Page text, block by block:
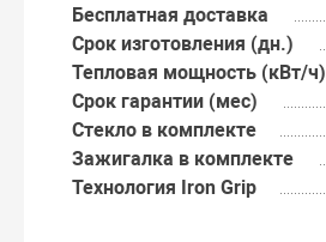
Бесплатная доставка
Срок изготовления (дн.)
Тепловая мощность (кВт/ч)
Срок гарантии (мес)
Стекло в комплекте
Зажигалка в комплекте
Технология Iron Grip